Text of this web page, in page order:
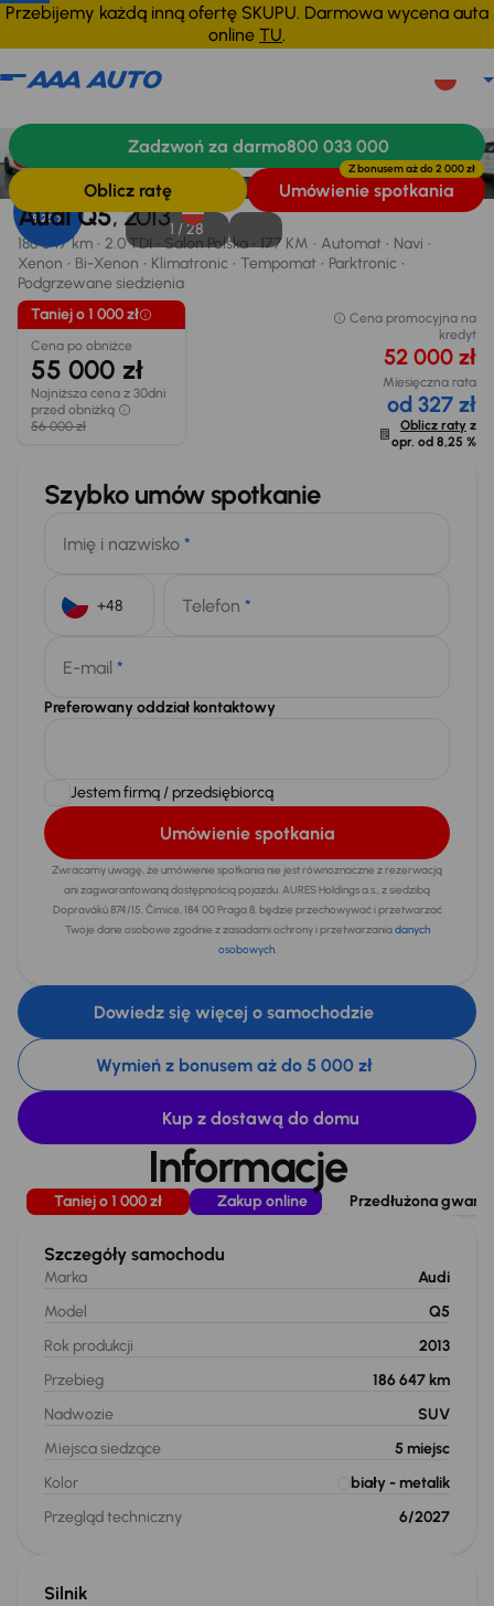
Przebijemy każdą inną ofertę SKUPU. Darmowa wycena auta
online TU.
Taniej o 1 000 zł
8,25 %
1 /28
Audi Q5, 2013
186 647 km 2.0 TDI Salon Polska 177 KM Automat
Navi
Xenon
Bi-Xenon Klimatronic Tempomat
Parktronic
Podgrzewane siedzienia
Taniej o 1 000 zł
Cena po obniżce
55 000 zł
Najniższa cena z 30dni
przed obniżką
56 000 zł
Cena promocyjna na
kredyt
52 000 zł
Miesięczna rata
od 327 zł
Oblicz raty z
opr. od 8,25 %
Szybko umów spotkanie
Imię i nazwisko *
Telefon *
E-mail *
Preferowany oddział kontaktowy
Jestem firmą / przedsiębiorcą
Umówienie spotkania
Zwracamy uwagę, że umówienie spotkania nie jest równoznaczne z rezerwacją
ani zagwarantowaną dostępnością pojazdu. AURES Holdings a.s., z siedzibą
Dopraváků 874/15, Čimice, 184 00 Praga 8, będzie przechowywać i przetwarzać
Twoje dane osobowe zgodnie z zasadami ochrony i przetwarzaniadanych
osobowych.
Dowiedz się więcej o samochodzie
Wymień z bonusem aż do 5 000 zł
Kup z dostawą do domu
WyposażenieZalety samochoduFinansowanie
Zadzwoń za darmo800 033 000
Oblicz ratę Umówienie spotkania
Z bonusem aż do2 000 zł
Informacje
Taniej o 1 000 zł Zakup online Przedłużona
Szczegóły samochodu
Marka
Audi
Model
Q5
Rok produkcji
2013
Przebieg
186 647 km
Nadwozie
SUV
Miejsca siedzące
5 miejsc
Kolor
biały - metalik
Przegląd techniczny
6/2027
Silnik